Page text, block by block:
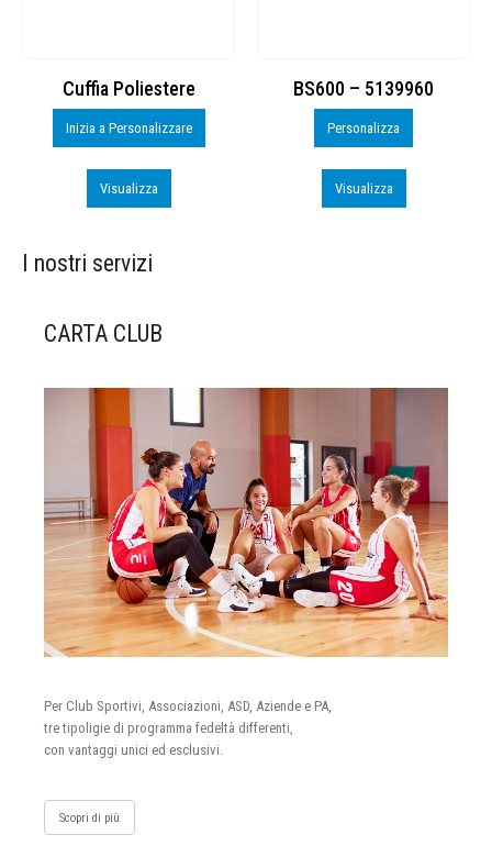
Cuffia Poliestere
Inizia a Personalizzare
Visualizza
BS600 – 5139960
Personalizza
Visualizza
I nostri servizi
CARTA CLUB
Per Club Sportivi, Associazioni, ASD, Aziende e PA,
tre tipoligie di programma fedeltà differenti,
con vantaggi unici ed esclusivi.
Scopri di più